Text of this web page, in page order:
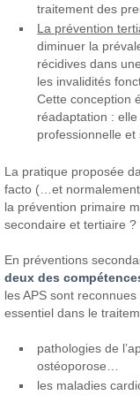
traitement des
La prévention
diminuer la
récidives dans
les invalidités
Cette conception
réadaptation :
professionnelle et
La pratique proposée
facto (…et
la prévention primaire
secondaire et tertiaire ?
En préventions
deux des
les APS sont
essentiel dans le
pathologies de
ostéoporose…
les maladies